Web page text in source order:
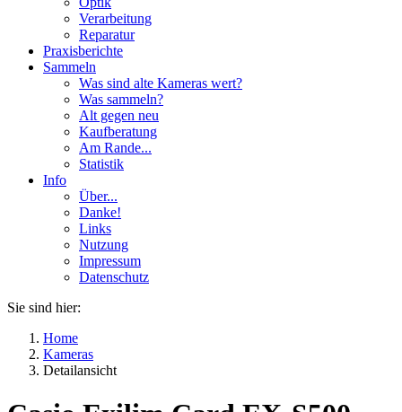
Verarbeitung
Reparatur
Praxisberichte
Sammeln
Was sind alte Kameras wert?
Was sammeln?
Alt gegen neu
Kaufberatung
Am Rande...
Statistik
Info
Über...
Danke!
Links
Nutzung
Impressum
Datenschutz
Sie sind hier:
Home
Kameras
Detailansicht